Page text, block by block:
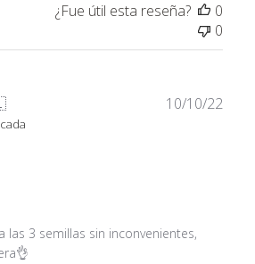
¿Fue útil esta reseña?
0
0
las 3 semillas sin inconvenientes,
10/10/22